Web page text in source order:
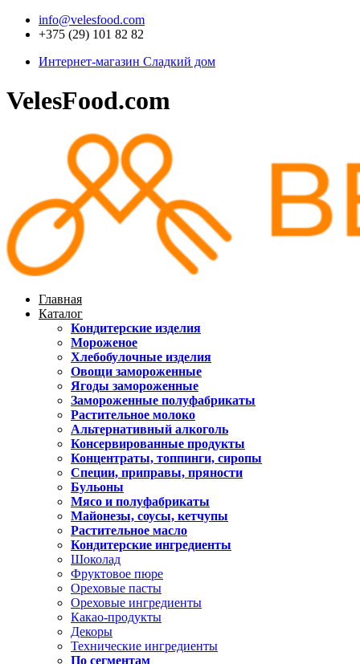
info@velesfood.com
+375 (29) 101 82 82
Интернет-магазин Сладкий дом
VelesFood.com
Главная
Каталог
Кондитерские изделия
Мороженое
Хлебобулочные изделия
Овощи замороженные
Ягоды замороженные
Замороженные полуфабрикаты
Растительное молоко
Альтернативный алкоголь
Консервированные продукты
Концентраты, топпинги, сиропы
Специи, приправы, пряности
Бульоны
Мясо и полуфабрикаты
Майонезы, соусы, кетчупы
Растительное масло
Кондитерские ингредиенты
Шоколад
Фруктовое пюре
Ореховые пасты
Ореховые ингредиенты
Какао-продукты
Декоры
Технические ингредиенты
По сегментам